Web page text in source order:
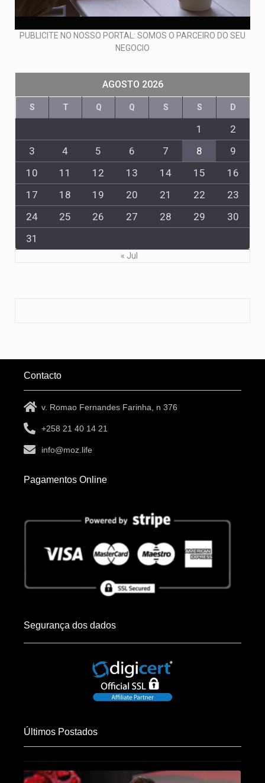
PUBLICITE NO NOSSO PORTAL: SOMOS O PARCEIRO DO SEU
NEGOCIO
AGOSTO 2026
S T Q Q S S D
1
2
3
4 5 6 7 8
9
10
11 12 13 14 15
16
17
18 19 20 21 22
23
24
25 26 27 28 29
30
31
« Jul
Contacto
v. Romao Fernandes Farinha, n 376
+258 21 40 14 21
info@moz.life
Pagamentos Online
Segurança dos dados
Últimos Postados